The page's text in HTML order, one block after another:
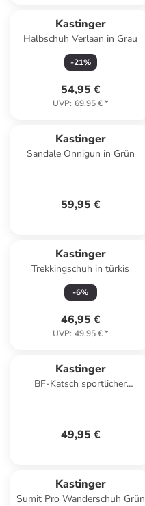
Kastinger
Halbschuh Verlaan in Grau
-21%
54,95 €
UVP: 69,95 €*
Kastinger
Sandale Onnigun in Grün
59,95 €
Kastinger
Trekkingschuh in türkis
-6%
46,95 €
UVP: 49,95 €*
Kastinger
BF-Katsch sportlicher
49,95 €
Kastinger
Sumit Pro Wanderschuh Grün